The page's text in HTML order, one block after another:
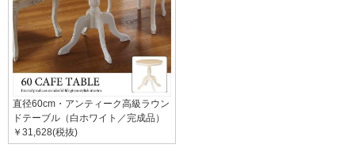
直径60cm・アンティーク高級ラウン
ドテーブル（白ホワイト／完成品）
￥31,628(税抜)